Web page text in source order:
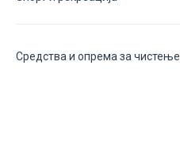
Средства и опрема за чистење